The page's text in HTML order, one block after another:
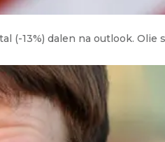
(-13%) dalen na outlook. Olie